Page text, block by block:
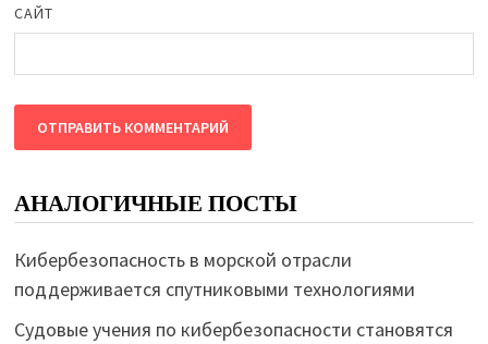
САЙТ
АНАЛОГИЧНЫЕ ПОСТЫ
Кибербезопасность в морской отрасли
поддерживается спутниковыми технологиями
Судовые учения по кибербезопасности становятся